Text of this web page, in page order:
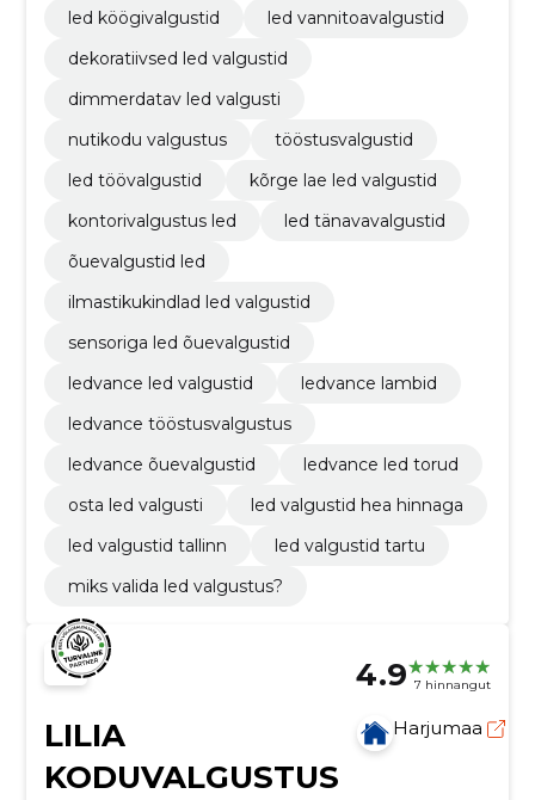
led köögivalgustid
led vannitoavalgustid
dekoratiivsed led valgustid
dimmerdatav led valgusti
nutikodu valgustus
tööstusvalgustid
led töövalgustid
kõrge lae led valgustid
kontorivalgustus led
led tänavavalgustid
õuevalgustid led
ilmastikukindlad led valgustid
sensoriga led õuevalgustid
ledvance led valgustid
ledvance lambid
ledvance tööstusvalgustus
ledvance õuevalgustid
ledvance led torud
osta led valgusti
led valgustid hea hinnaga
led valgustid tallinn
led valgustid tartu
miks valida led valgustus?
4.9 7 hinnangut
LILIA
KODUVALGUSTUS
Harjumaa